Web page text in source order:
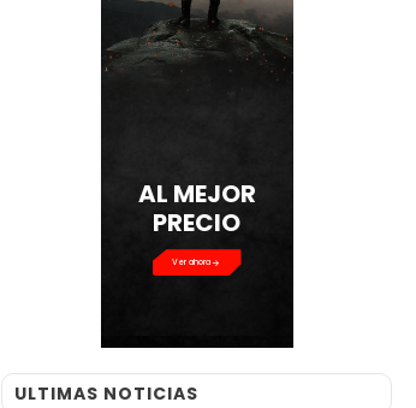
AL MEJOR
PRECIO
ULTIMAS NOTICIAS